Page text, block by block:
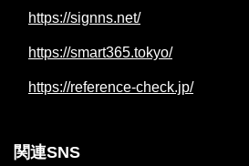
https://signns.net/
https://smart365.tokyo/
https://reference-check.jp/
関連SNS